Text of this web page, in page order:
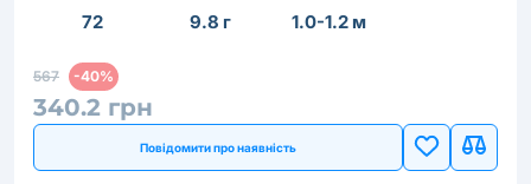
72 9.8 г 1.0-1.2 м
567 -40%
340.2 грн
Повідомити про наявність